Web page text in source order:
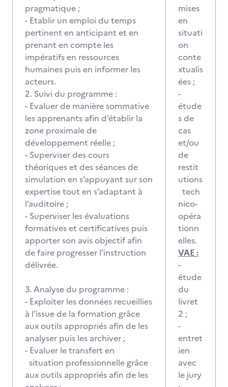
pragmatique ;
- Etablir un emploi du temps
pertinent en anticipant et en
prenant en compte les
impératifs en ressources
humaines puis en informer les
acteurs.
2. Suivi du programme :
- Evaluer de manière sommative
les apprenants afin d’établir la
zone proximale de
développement réelle ;
- Superviser des cours
théoriques et des séances de
simulation en s’appuyant sur son
expertise tout en s’adaptant à
l’auditoire ;
- Superviser les évaluations
formatives et certificatives puis
apporter son avis objectif afin
de faire progresser l’instruction
délivrée.
3. Analyse du programme :
- Exploiter les données recueillies
à l’issue de la formation grâce
aux outils appropriés afin de les
analyser puis les archiver ;
- Evaluer le transfert en
situation professionnelle grâce
aux outils appropriés afin de les
mises
en
situati
on
conte
xtualis
ées ;
-
étude
s de
cas
et/ou
de
restit
utions
tech
nico-
opéra
tionn
elles.
VAE :
-
étude
du
livret
2 ;
-
entret
ien
avec
le jury